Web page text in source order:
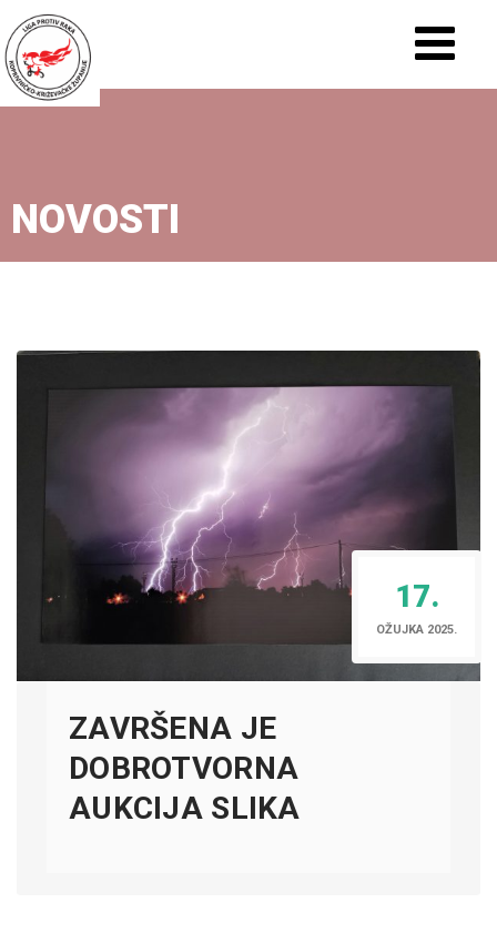
NOVOSTI
17.
OŽUJKA 2025.
ZAVRŠENA JE
DOBROTVORNA
AUKCIJA SLIKA